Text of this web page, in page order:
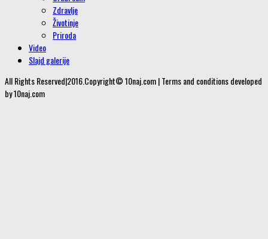
Zdravlje
Životinje
Priroda
Video
Slajd galerije
All Rights Reserved|2016.Copyright© 10naj.com | Terms and conditions developed
by 10naj.com